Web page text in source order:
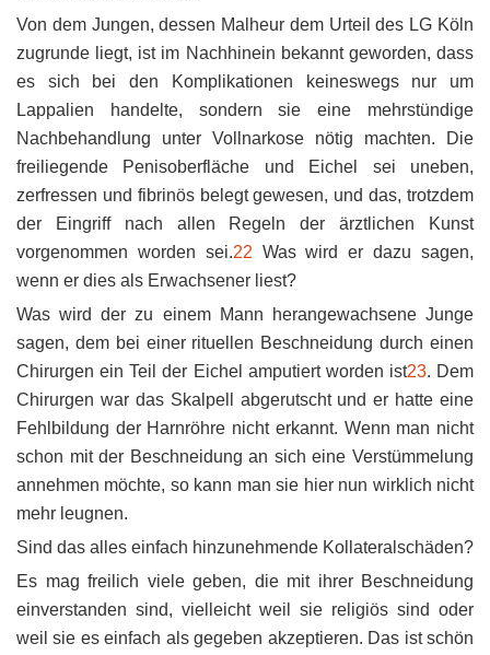
Von dem Jungen, dessen Malheur dem Urteil des LG Köln
zugrunde liegt, ist im Nachhinein bekannt geworden, dass
es sich bei den Komplikationen keineswegs nur um
Lappalien handelte, sondern sie eine mehrstündige
Nachbehandlung unter Vollnarkose nötig machten. Die
freiliegende Penisoberfläche und Eichel sei uneben,
zerfressen und fibrinös belegt gewesen, und das, trotzdem
der Eingriff nach allen Regeln der ärztlichen Kunst
vorgenommen worden sei.22 Was wird er dazu sagen,
wenn er dies als Erwachsener liest?
Was wird der zu einem Mann herangewachsene Junge
sagen, dem bei einer rituellen Beschneidung durch einen
Chirurgen ein Teil der Eichel amputiert worden ist23. Dem
Chirurgen war das Skalpell abgerutscht und er hatte eine
Fehlbildung der Harnröhre nicht erkannt. Wenn man nicht
schon mit der Beschneidung an sich eine Verstümmelung
annehmen möchte, so kann man sie hier nun wirklich nicht
mehr leugnen.
Sind das alles einfach hinzunehmende Kollateralschäden?
Es mag freilich viele geben, die mit ihrer Beschneidung
einverstanden sind, vielleicht weil sie religiös sind oder
weil sie es einfach als gegeben akzeptieren. Das ist schön